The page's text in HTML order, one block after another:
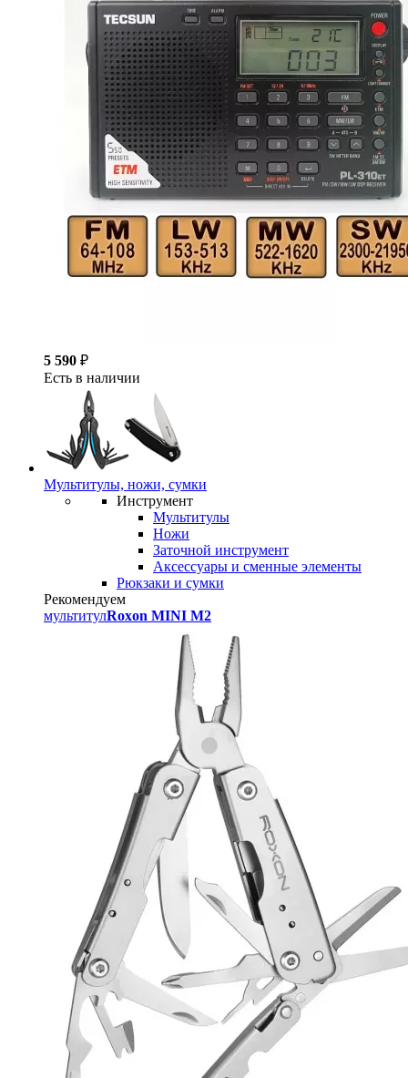
5 590 ₽
Есть в наличии
Мультитулы, ножи, сумки
Инструмент
Мультитулы
Ножи
Заточной инструмент
Аксессуары и сменные элементы
Рюкзаки и сумки
Рекомендуем
мультитулRoxon MINI M2